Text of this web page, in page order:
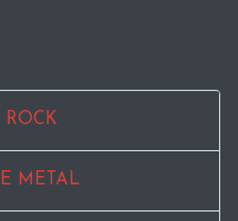
ROCK
METAL